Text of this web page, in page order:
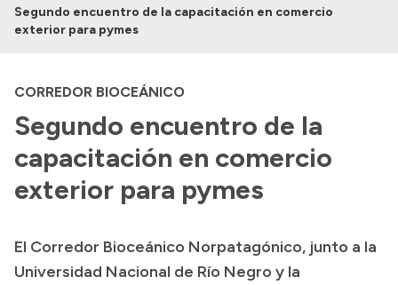
Transparencia
Boletín Oficial
Compras y licitaciones
Consulta de expedientes
Consulta de pago a proveedores
Intranet
Login
Segundo encuentro de la capacitación en comercio
exterior para pymes
CORREDOR BIOCEÁNICO
Segundo encuentro de la
capacitación en comercio
exterior para pymes
El Corredor Bioceánico Norpatagónico, junto a la
Universidad Nacional de Río Negro y la